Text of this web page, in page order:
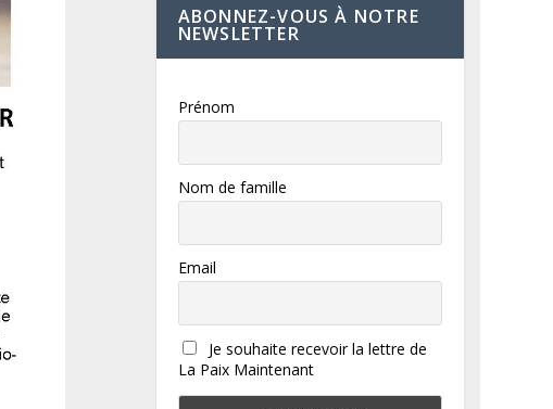
ABONNEZ-VOUS À NOTRE
NEWSLETTER
Prénom
Nom de famille
Email
Je souhaite recevoir la lettre de
La Paix Maintenant